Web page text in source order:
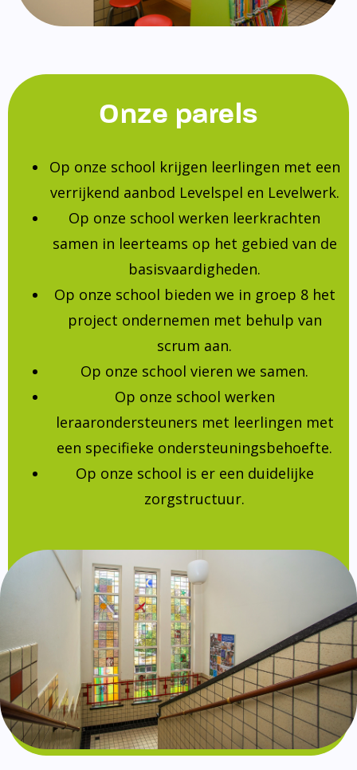
Onze parels
Op onze school krijgen leerlingen met een
verrijkend aanbod Levelspel en Levelwerk.
Op onze school werken leerkrachten
samen in leerteams op het gebied van de
basisvaardigheden.
Op onze school bieden we in groep 8 het
project ondernemen met behulp van
scrum aan.
Op onze school vieren we samen.
Op onze school werken
leraarondersteuners met leerlingen met
een specifieke ondersteuningsbehoefte.
Op onze school is er een duidelijke
zorgstructuur.